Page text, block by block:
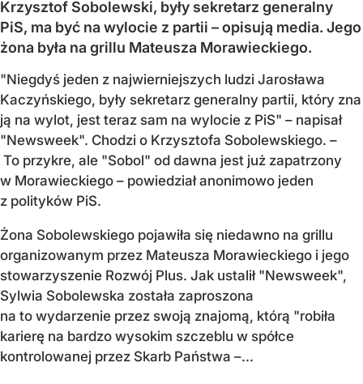
Krzysztof Sobolewski, były sekretarz generalny
PiS, ma być na wylocie z partii – opisują media. Jego
żona była na grillu Mateusza Morawieckiego.
"Niegdyś jeden z najwierniejszych ludzi Jarosława
Kaczyńskiego, były sekretarz generalny partii, który zna
ją na wylot, jest teraz sam na wylocie z PiS" – napisał
"Newsweek". Chodzi o Krzysztofa Sobolewskiego. –
To przykre, ale "Sobol" od dawna jest już zapatrzony
w Morawieckiego – powiedział anonimowo jeden
z polityków PiS.
Żona Sobolewskiego pojawiła się niedawno na grillu
organizowanym przez Mateusza Morawieckiego i jego
stowarzyszenie Rozwój Plus. Jak ustalił "Newsweek",
Sylwia Sobolewska została zaproszona
na to wydarzenie przez swoją znajomą, którą "robiła
karierę na bardzo wysokim szczeblu w spółce
kontrolowanej przez Skarb Państwa –...